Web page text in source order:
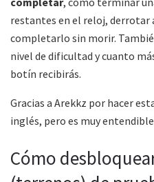
restantes en el reloj, derrotar
completarlo sin morir.
nivel de dificultad y cuanto
botín recibirás.
Gracias a Arekkz por hacer
inglés, pero es muy
Cómo